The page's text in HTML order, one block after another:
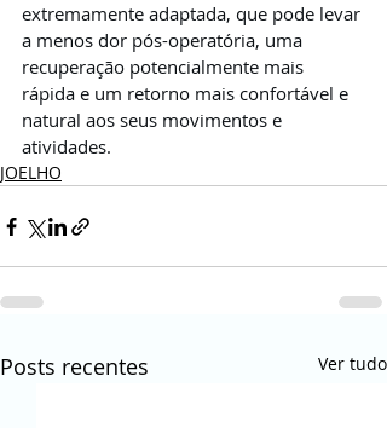
extremamente adaptada, que pode levar
a menos dor pós-operatória, uma
recuperação potencialmente mais
rápida e um retorno mais confortável e
natural aos seus movimentos e
atividades.
JOELHO
Posts recentes Ver tudo